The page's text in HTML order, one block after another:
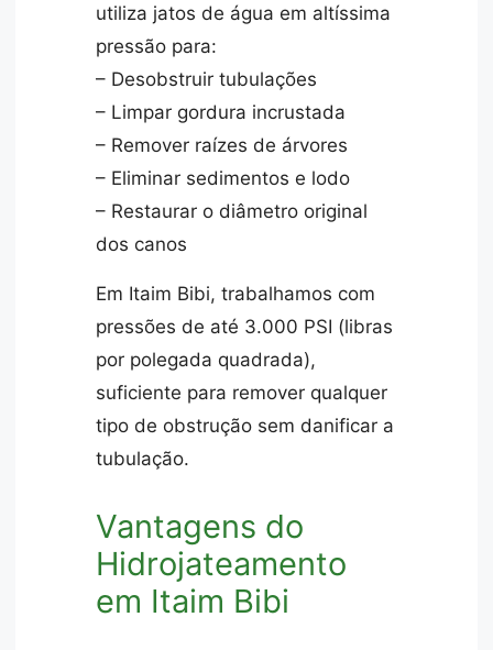
utiliza jatos de água em altíssima
pressão para:
– Desobstruir tubulações
– Limpar gordura incrustada
– Remover raízes de árvores
– Eliminar sedimentos e lodo
– Restaurar o diâmetro original
dos canos
Em Itaim Bibi, trabalhamos com
pressões de até 3.000 PSI (libras
por polegada quadrada),
suficiente para remover qualquer
tipo de obstrução sem danificar a
tubulação.
Vantagens do
Hidrojateamento
em Itaim Bibi